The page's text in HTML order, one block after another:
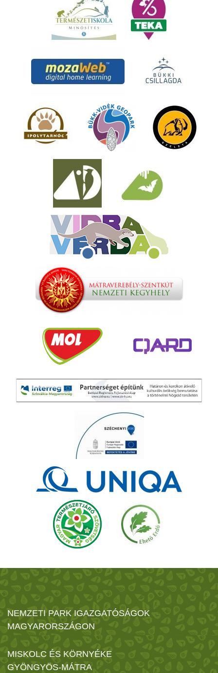
NEMZETI PARK IGAZGATÓSÁGOK
MAGYARORSZÁGON
MISKOLC ÉS KÖRNYÉKE
GYÖNGYÖS-MÁTRA